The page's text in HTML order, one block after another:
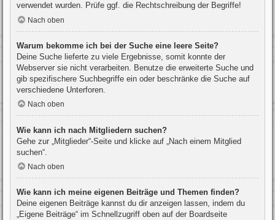
verwendet wurden. Prüfe ggf. die Rechtschreibung der Begriffe!
Nach oben
Warum bekomme ich bei der Suche eine leere Seite?
Deine Suche lieferte zu viele Ergebnisse, somit konnte der
Webserver sie nicht verarbeiten. Benutze die erweiterte Suche und
gib spezifischere Suchbegriffe ein oder beschränke die Suche auf
verschiedene Unterforen.
Nach oben
Wie kann ich nach Mitgliedern suchen?
Gehe zur „Mitglieder“-Seite und klicke auf „Nach einem Mitglied
suchen“.
Nach oben
Wie kann ich meine eigenen Beiträge und Themen finden?
Deine eigenen Beiträge kannst du dir anzeigen lassen, indem du
„Eigene Beiträge“ im Schnellzugriff oben auf der Boardseite